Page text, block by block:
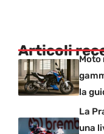
Articoli
Moto
la
La
una